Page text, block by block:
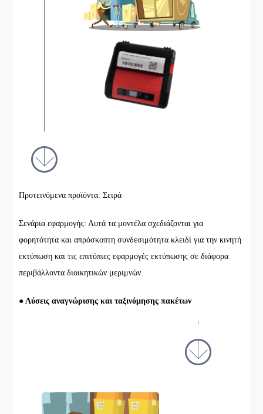
Προτεινόμενα προϊόντα: Σειρά
Σενάρια εφαρμογής: Αυτά τα μοντέλα σχεδιάζονται για
φορητότητα και απρόσκοπτη συνδεσιμότητα κλειδί για την κινητή
εκτύπωση και τις επιτόπιες εφαρμογές εκτύπωσης σε διάφορα
περιβάλλοντα διοικητικών μεριμνών.
● Λύσεις αναγνώρισης και ταξινόμησης πακέτων